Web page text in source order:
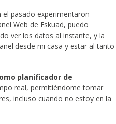
pasado experimentaron
Web de Eskuad, puedo
ver los datos al instante, y la
desde mi casa y estar al tanto
planificador de
real, permitiéndome tomar
incluso cuando no estoy en la